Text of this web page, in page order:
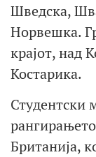
Шведска,
Норвешка.
крајот, над
Костарика.
Студентски
Британија,